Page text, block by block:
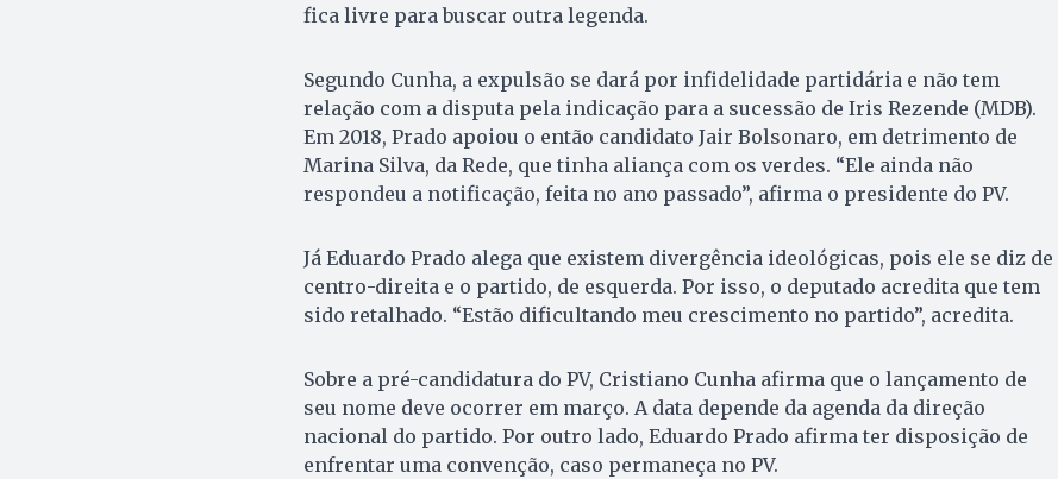
fica livre para buscar outra legenda.
Segundo Cunha, a expulsão se dará por infidelidade partidária e não tem
relação com a disputa pela indicação para a sucessão de Iris Rezende (MDB).
Em 2018, Prado apoiou o então candidato Jair Bolsonaro, em detrimento de
Marina Silva, da Rede, que tinha aliança com os verdes. “Ele ainda não
respondeu a notificação, feita no ano passado”, afirma o presidente do PV.
Já Eduardo Prado alega que existem divergência ideológicas, pois ele se diz de
centro-direita e o partido, de esquerda. Por isso, o deputado acredita que tem
sido retalhado. “Estão dificultando meu crescimento no partido”, acredita.
Sobre a pré-candidatura do PV, Cristiano Cunha afirma que o lançamento de
seu nome deve ocorrer em março. A data depende da agenda da direção
nacional do partido. Por outro lado, Eduardo Prado afirma ter disposição de
enfrentar uma convenção, caso permaneça no PV.